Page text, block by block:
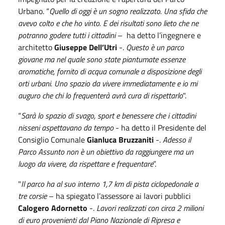
Urbano. “Quello di oggi è un sogno realizzato. Una sfida che
avevo colto e che ho vinto. E dei risultati sono lieto che ne
potranno godere tutti i cittadini– ha detto l’ingegnere e
architettoGiuseppe Dell’Utri -. Questo è un parco
giovane ma nel quale sono state piantumate essenze
aromatiche, fornito di acqua comunale a disposizione degli
orti urbani. Uno spazio da vivere immediatamente e io mi
auguro che chi lo frequenterà avrà cura di rispettarlo".
“Sarà lo spazio di svago, sport e benessere che i cittadini
nisseni aspettavano da tempo- ha detto il Presidente del
Consiglio ComunaleGianluca Bruzzaniti -.Adesso il
Parco Assunto non è un obiettivo da raggiungere ma un
luogo da vivere, da rispettare e frequentare”.
"Il parco ha al suo interno 1,7 km di pista ciclopedonale a
tre corsie– ha spiegato l’assessore ai lavori pubblici
Calogero Adornetto -. Lavori realizzati con circa 2 milioni
di euro provenienti dal Piano Nazionale di Ripresa e